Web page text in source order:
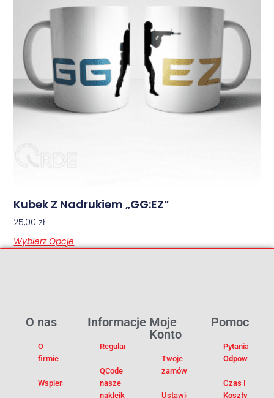
Kubek Z Nadrukiem „GG:EZ”
25,00 zł
Wybierz Opcje
Pomoc
Pytania I
Odpowiedzi
Czas I
Koszty
Moje
Konto
Twoje
zamówienia
Ustawienia
Informacje
Regulamin
QCode –
nasze
naklejki na
O nas
O
firmie
Wspieramy